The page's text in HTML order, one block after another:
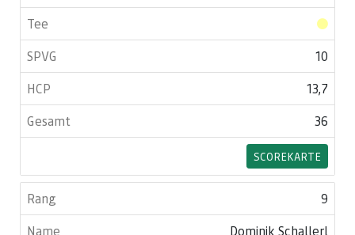
10
13,7
36
SCOREKARTE
9
Dominik Schallerl